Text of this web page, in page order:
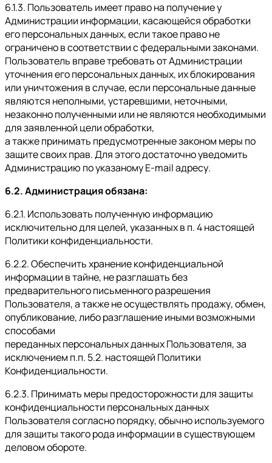
6.1.3. Пользователь имеет право на получение у
Администрации информации, касающейся обработки
его персональных данных, если такое право не
ограничено в соответствии с федеральными законами.
Пользователь вправе требовать от Администрации
уточнения его персональных данных, их блокирования
или уничтожения в случае, если персональные данные
являются неполными, устаревшими, неточными,
незаконно полученными или не являются необходимыми
для заявленной цели обработки,
а также принимать предусмотренные законом меры по
защите своих прав. Для этого достаточно уведомить
Администрацию по указаному E-mail адресу.
6.2. Администрация обязана:
6.2.1. Использовать полученную информацию
исключительно для целей, указанных в п. 4 настоящей
Политики конфиденциальности.
6.2.2. Обеспечить хранение конфиденциальной
информации в тайне, не разглашать без
предварительного письменного разрешения
Пользователя, а также не осуществлять продажу, обмен,
опубликование, либо разглашение иными возможными
способами
переданных персональных данных Пользователя, за
исключением п.п. 5.2. настоящей Политики
Конфиденциальности.
6.2.3. Принимать меры предосторожности для защиты
конфиденциальности персональных данных
Пользователя согласно порядку, обычно используемого
для защиты такого рода информации в существующем
деловом обороте.